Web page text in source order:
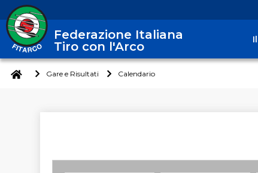
Federazione Italiana
Tiro con l'Arco
Gare e Risultati Calendario